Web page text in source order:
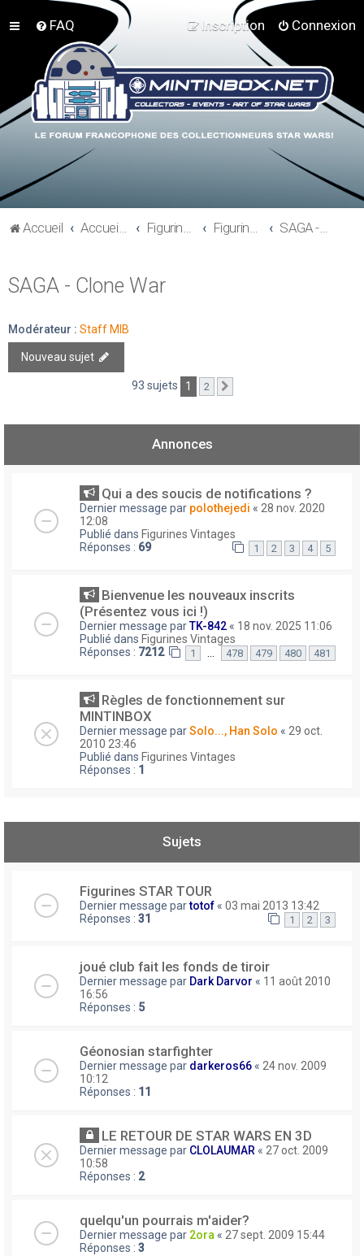
FAQ Connexion
Inscription
Accueil Accueil du forum Figurines 3"3/4, Playsets, Vaisseaux,… Figurines Modernes SAGA - Clone War
SAGA - Clone War
Modérateur : Staff MIB
Nouveau sujet
93 sujets 1 2
Annonces
Qui a des soucis de notifications ?
Dernier message par polothejedi « 28 nov. 2020
12:08
Publié dans Figurines Vintages
Réponses : 69 1 2 3 4 5
Bienvenue les nouveaux inscrits
(Présentez vous ici !)
Dernier message parTK-842 « 18 nov. 2025 11:06
Publié dans Figurines Vintages
Réponses : 7212 1 … 478 479 480 481
Règles de fonctionnement sur
MINTINBOX
Dernier message parSolo..., Han Solo « 29 oct.
2010 23:46
Publié dans Figurines Vintages
Réponses : 1
Sujets
Figurines STAR TOUR
Dernier message partotof « 03 mai 2013 13:42
Réponses : 31 1 2 3
joué club fait les fonds de tiroir
Dernier message par Dark Darvor « 11 août 2010
16:56
Réponses : 5
Géonosian starfighter
Dernier message par darkeros66 « 24 nov. 2009
10:12
Réponses : 11
LE RETOUR DE STAR WARS EN 3D
Dernier message par CLOLAUMAR « 27 oct. 2009
10:58
Réponses : 2
quelqu'un pourrais m'aider?
Dernier message par 2ora « 27 sept. 2009 15:44
Réponses : 3